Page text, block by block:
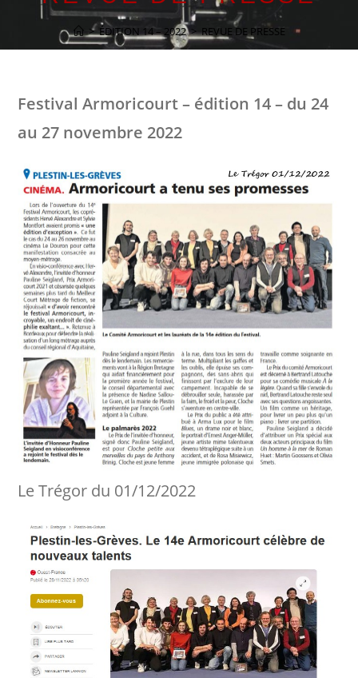
> ÉDITION 14 – 2022 > REVUE DE PRESSE
Festival Armoricourt – édition 14 – du 24
au 27 novembre 2022
Le Trégor du 01/12/2022